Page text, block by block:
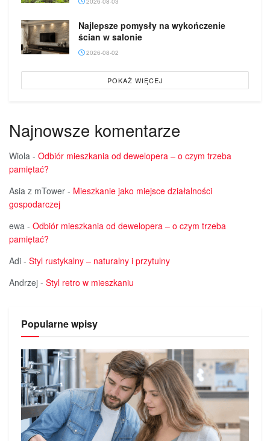
Najlepsze pomysły na wykończenie
ścian w salonie
2026-08-02
POKAŻ WIĘCEJ
Najnowsze komentarze
Wiola - Odbiór mieszkania od dewelopera – o czym trzeba
pamiętać?
Asia z mTower - Mieszkanie jako miejsce działalności
gospodarczej
ewa - Odbiór mieszkania od dewelopera – o czym trzeba
pamiętać?
Adi - Styl rustykalny – naturalny i przytulny
Andrzej - Styl retro w mieszkaniu
Popularne wpisy